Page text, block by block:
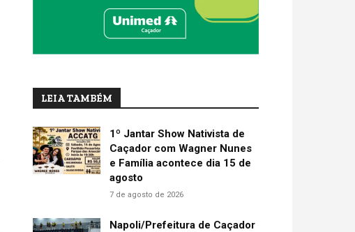
LEIA TAMBÉM
1º Jantar Show Nativista de
Caçador com Wagner Nunes
e Família acontece dia 15 de
agosto
7 de agosto de 2026
Napoli/Prefeitura de Caçador